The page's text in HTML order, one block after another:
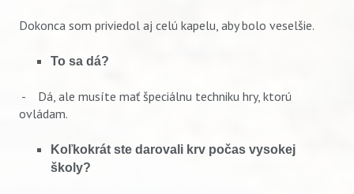
Dokonca som priviedol aj celú kapelu, aby bolo veselšie.
To sa dá?
- Dá, ale musíte mať špeciálnu techniku hry, ktorú
ovládam.
Koľkokrát ste darovali krv počas vysokej
školy?